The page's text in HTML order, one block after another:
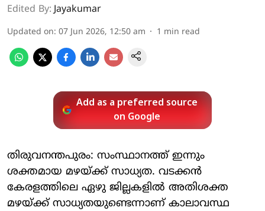
Edited By: Jayakumar
Updated on: 07 Jun 2026, 12:50 am 1 min read
Add as a preferred source
on Google
തിരുവനന്തപുരം: സംസ്ഥാനത്ത് ഇന്നും
ശക്തമായ മഴയ്ക്ക് സാധ്യത. വടക്കന്‍
കേരളത്തിലെ ഏഴു ജില്ലകളില്‍ അതിശക്ത
മഴയ്ക്ക് സാധ്യതയുണ്ടെന്നാണ് കാലാവസ്ഥ